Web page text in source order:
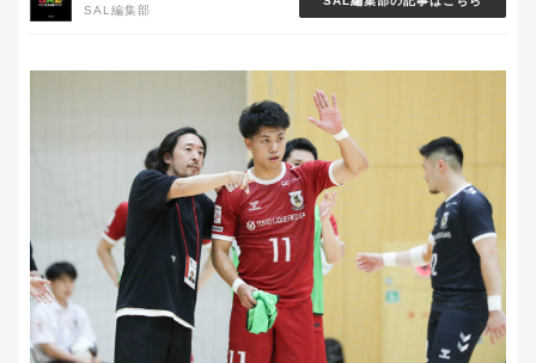
SAL編集部